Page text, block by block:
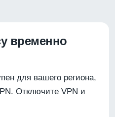
временно
для вашего региона,
Отключите VPN и